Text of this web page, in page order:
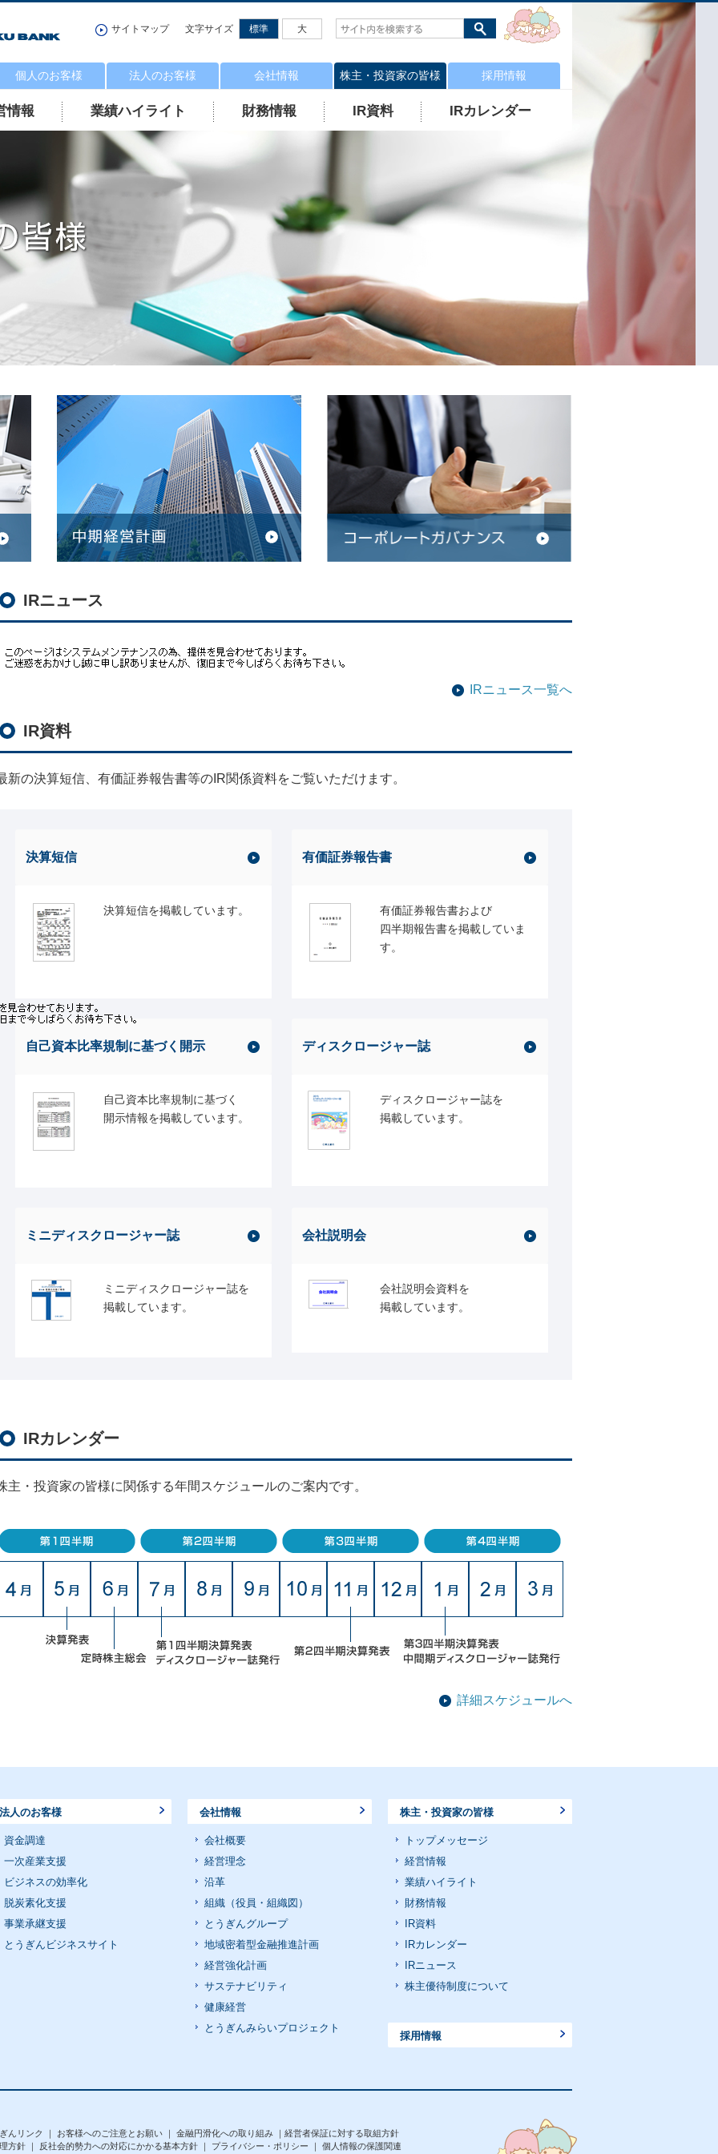
サイトマップ 文字サイズ 標準 大
個人のお客様 法人のお客様 会社情報 株主・投資家の皆様
情報 業績ハイライト 財務情報 IR資料 IRカレンダー
採用情報
IRニュース
IRニュース一覧へ
IR資料
新の決算短信、有価証券報告書等のIR関係資料をご覧いただけます。
決算短信
決算短信を掲載しています。
有価証券報告書
有価証券報告書および
四半期報告書を掲載していま
す。
自己資本比率規制に基づく開示
自己資本比率規制に基づく
開示情報を掲載しています。
ディスクロージャー誌
ディスクロージャー誌を
掲載しています。
ミニディスクロージャー誌
ミニディスクロージャー誌を
掲載しています。
会社説明会
会社説明会資料を
掲載しています。
IRカレンダー
主・投資家の皆様に関係する年間スケジュールのご案内です。
詳細スケジュールへ
法人のお客様
資金調達
一次産業支援
ビジネスの効率化
脱炭素化支援
事業承継支援
とうぎんビジネスサイト
会社情報
会社概要
経営理念
沿革
組織（役員・組織図）
とうぎんグループ
地域密着型金融推進計画
経営強化計画
サステナビリティ
健康経営
とうぎんみらいプロジェクト
株主・投資家の皆様
トップメッセージ
経営情報
業績ハイライト
財務情報
IR資料
IRカレンダー
IRニュース
株主優待制度について
採用情報
んリンク ｜ お客様へのご注意とお願い ｜ 金融円滑化への取り組み ｜ 経営者保証に対する取組方針
方針 ｜ 反社会的勢力への対応にかかる基本方針 ｜ プライバシー・ポリシー ｜ 個人情報の保護関連